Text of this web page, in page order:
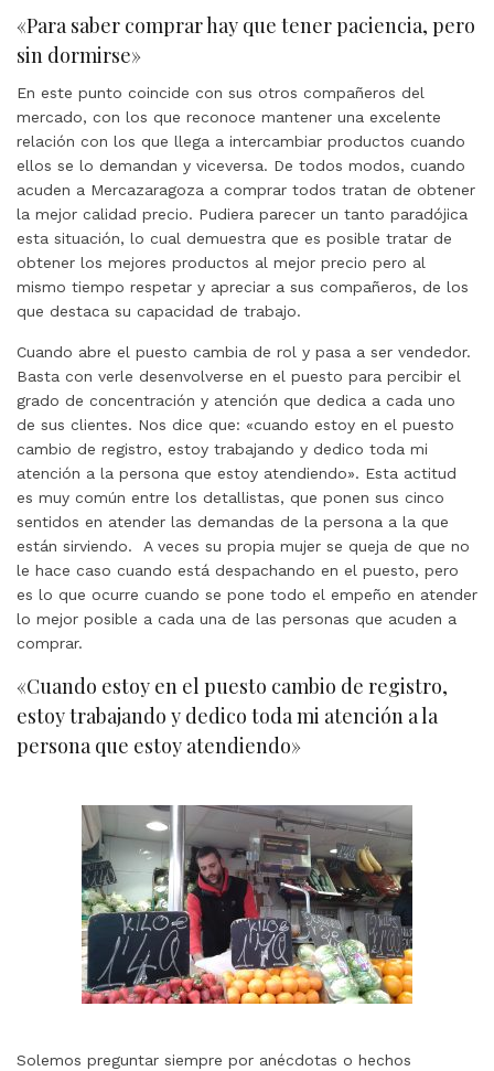
«Para saber comprar hay que tener paciencia, pero
sin dormirse»
En este punto coincide con sus otros compañeros del
mercado, con los que reconoce mantener una excelente
relación con los que llega a intercambiar productos cuando
ellos se lo demandan y viceversa. De todos modos, cuando
acuden a Mercazaragoza a comprar todos tratan de obtener
la mejor calidad precio. Pudiera parecer un tanto paradójica
esta situación, lo cual demuestra que es posible tratar de
obtener los mejores productos al mejor precio pero al
mismo tiempo respetar y apreciar a sus compañeros, de los
que destaca su capacidad de trabajo.
Cuando abre el puesto cambia de rol y pasa a ser vendedor.
Basta con verle desenvolverse en el puesto para percibir el
grado de concentración y atención que dedica a cada uno
de sus clientes. Nos dice que: «cuando estoy en el puesto
cambio de registro, estoy trabajando y dedico toda mi
atención a la persona que estoy atendiendo». Esta actitud
es muy común entre los detallistas, que ponen sus cinco
sentidos en atender las demandas de la persona a la que
están sirviendo. A veces su propia mujer se queja de que no
le hace caso cuando está despachando en el puesto, pero
es lo que ocurre cuando se pone todo el empeño en atender
lo mejor posible a cada una de las personas que acuden a
comprar.
«Cuando estoy en el puesto cambio de registro,
estoy trabajando y dedico toda mi atención a la
persona que estoy atendiendo»
Solemos preguntar siempre por anécdotas o hechos